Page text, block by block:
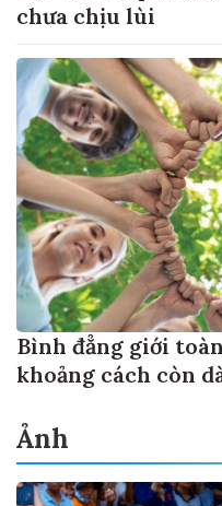
chưa chịu lùi
Bình đẳng giới
khoảng cách còn
Ảnh